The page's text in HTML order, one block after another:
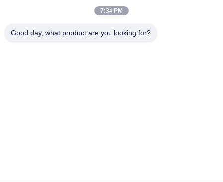
7:34 PM
Good day, what product are you looking for?